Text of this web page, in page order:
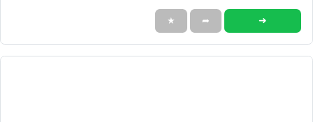
★ ➦ ➜